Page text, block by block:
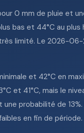
0 mm de pluie et
bas et 44°C au plus
limité. Le 2026-
et 42°C en
et 41°C, mais le
probabilité de
en fin de période.